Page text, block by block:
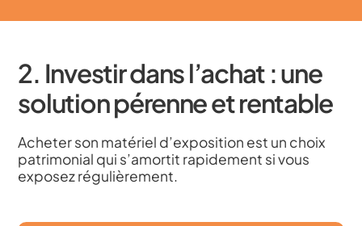
2. Investir dans l’achat : une
solution pérenne et rentable
Acheter son matériel d’exposition est un choix
patrimonial qui s’amortit rapidement si vous
exposez régulièrement.